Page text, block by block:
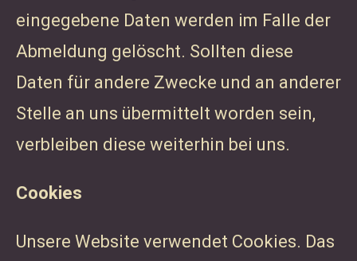
eingegebene Daten werden im Falle der
Abmeldung gelöscht. Sollten diese
Daten für andere Zwecke und an anderer
Stelle an uns übermittelt worden sein,
verbleiben diese weiterhin bei uns.
Cookies
Unsere Website verwendet Cookies. Das